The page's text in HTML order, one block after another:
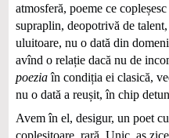
atmosferă, poeme ce
supraplin, deopotrivă de
uluitoare, nu o dată din
avînd o relație dacă nu de
poeziaîn condiția ei clasică,
nu o dată a reușit, în chip
Avem în el, desigur, un poet